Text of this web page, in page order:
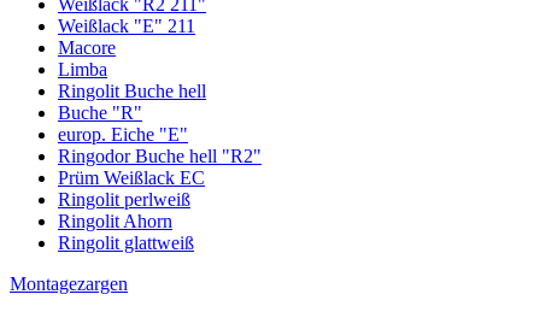
Weißlack "E" 211
Macore
Limba
Ringolit Buche hell
Buche "R"
europ. Eiche "E"
Ringodor Buche hell "R2"
Prüm Weißlack EC
Ringolit perlweiß
Ringolit Ahorn
Ringolit glattweiß
Montagezargen